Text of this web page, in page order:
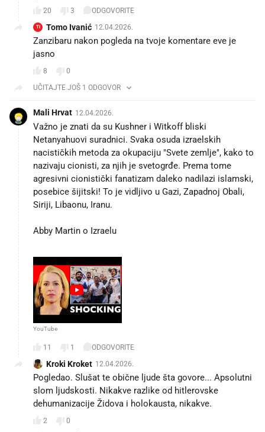
20 3 ODGOVORITE
TI Tomo Ivanić 12.04.2026.
Zanzibaru nakon pogleda na tvoje komentare eve je
jasno
8
0
UČITAJTE JOŠ 1 ODGOVOR
Mali Hrvat 12.04.2026.
Važno je znati da su Kushner i Witkoff bliski
Netanyahuovi suradnici. Svaka osuda izraelskih
nacističkih metoda za okupaciju "Svete zemlje", kako to
nazivaju cionisti, za njih je svetogrđe. Prema tome
agresivni cionistički fanatizam daleko nadilazi islamski,
posebice šijitski! To je vidljivo u Gazi, Zapadnoj Obali,
Siriji, Libaonu, Iranu.
Abby Martin o Izraelu
YouTube
11 1 ODGOVORITE
Kroki Kroket 12.04.2026.
Pogledao. Slušat te obične ljude šta govore... Apsolutni
slom ljudskosti. Nikakve razlike od hitlerovske
dehumanizacije Židova i holokausta, nikakve.
2
0